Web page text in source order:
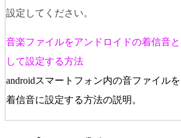
設定してください。
音楽ファイルをアンドロイドの着信音と
して設定する方法
androidスマートフォン内の音ファイルを
着信音に設定する方法の説明。